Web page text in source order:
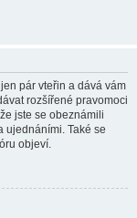
pár vteřin a dává vám
rozšířené pravomoci
jste se obeznámili
ujednáními. Také se
objeví.